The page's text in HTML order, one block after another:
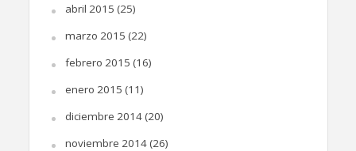
abril 2015 (25)
marzo 2015 (22)
febrero 2015 (16)
enero 2015 (11)
diciembre 2014(20)
noviembre 2014(26)